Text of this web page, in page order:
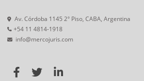
Av. Córdoba 1145 2° Piso, CABA, Argentina
+54 11 4814-1918
info@mercojuris.com